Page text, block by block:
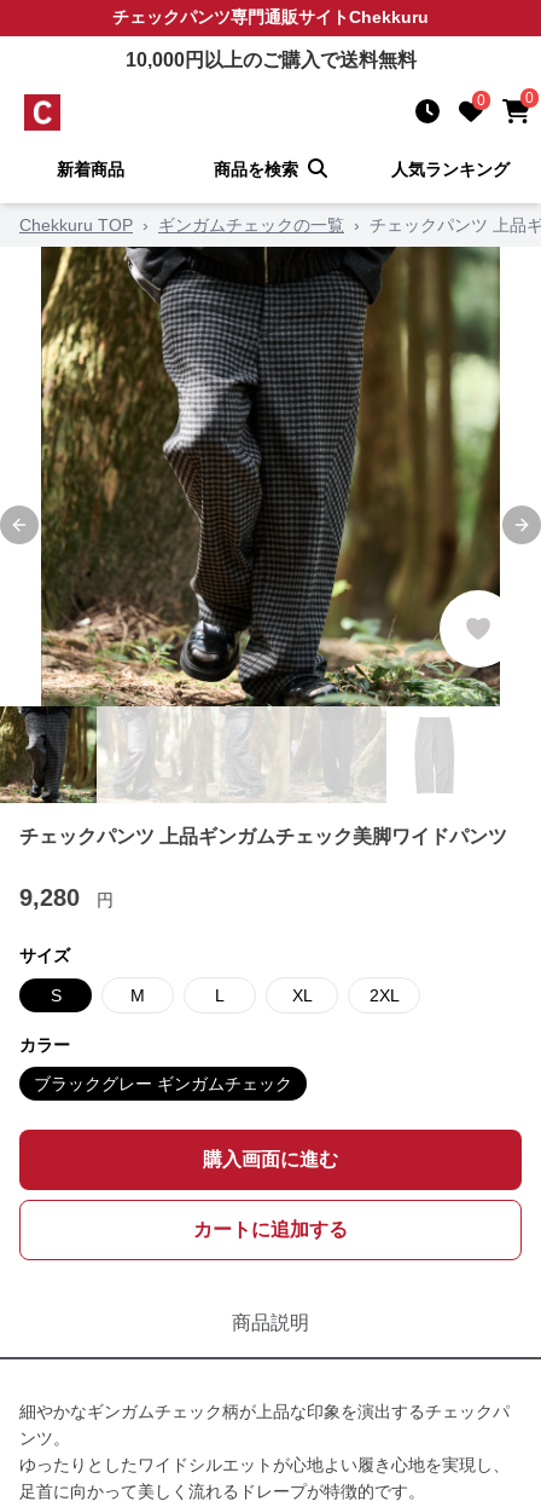
チェックパンツ専門通販サイトChekkuru
10,000円以上のご購入で送料無料
0 0
新着商品 商品を検索 人気ランキング
Chekkuru TOP › ギンガムチェックの一覧 › チェックパンツ 上品
Previous slide
チェックパンツ 上品ギンガムチェック美脚ワイドパンツ
9,280 円
サイズ
S M L XL 2XL
カラー
ブラックグレー ギンガムチェック
購入画面に進む
カートに追加する
商品説明
細やかなギンガムチェック柄が上品な印象を演出するチェックパ
ンツ。
ゆったりとしたワイドシルエットが心地よい履き心地を実現し、
足首に向かって美しく流れるドレープが特徴的です。